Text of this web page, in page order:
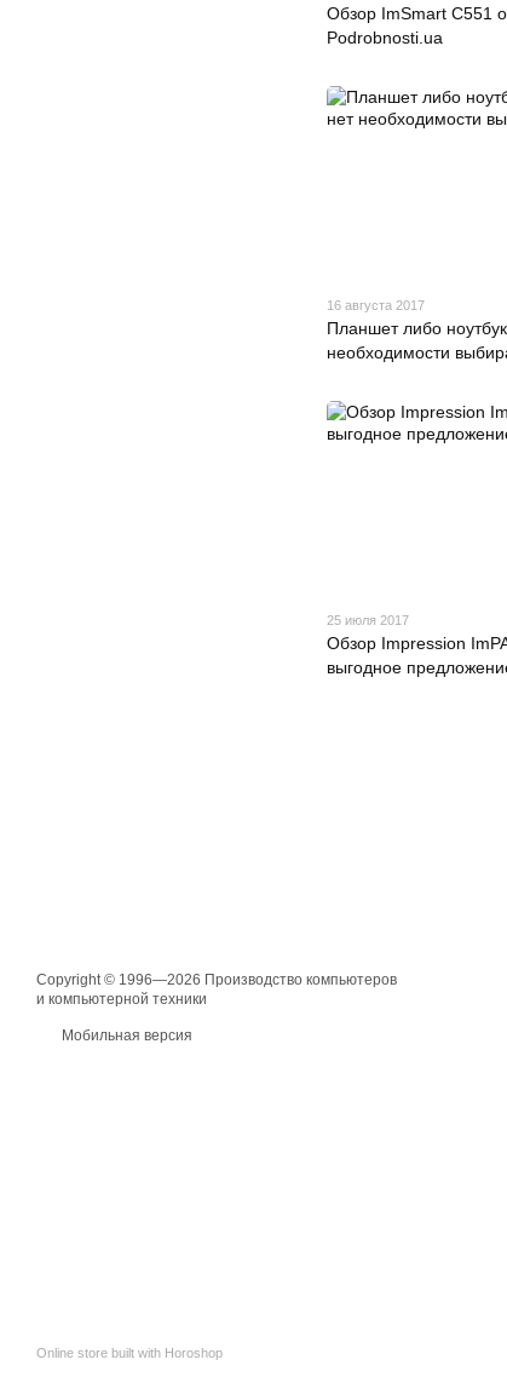
Обзор ImSmart C551
Рodrobnosti.uа
16 августа 2017
Планшет либо
необходимости
25 июля 2017
Обзор Impression
выгодное
Copyright © 1996—2026 Производство компьютеров
и компьютерной техники
Мобильная версия
Online store built with Horoshop